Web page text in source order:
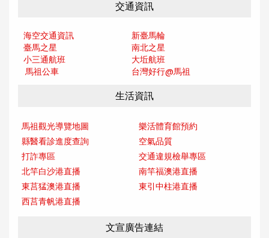
交通資訊
海空交通資訊
新臺馬輪
臺馬之星
南北之星
小三通航班
大坵航班
馬祖公車
台灣好行@馬祖
生活資訊
馬祖觀光導覽地圖
樂活體育館預約
縣醫看診進度查詢
空氣品質
打詐專區
交通違規檢舉專區
北竿白沙港直播
南竿福澳港直播
東莒猛澳港直播
東引中柱港直播
西莒青帆港直播
文宣廣告連結